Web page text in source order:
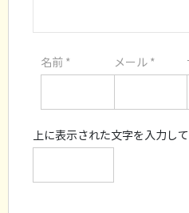
名前 * メール *
上に表示された文字を入力して